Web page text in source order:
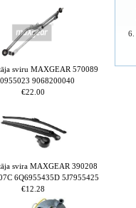
sviru MAXGEAR 570089
9068200040
€22.00
svira MAXGEAR 390208
6Q6955435D 5J7955425
€12.28